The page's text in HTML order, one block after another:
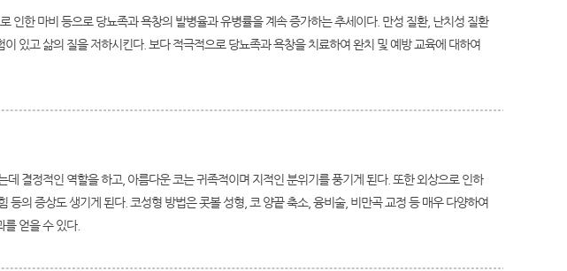
인한 마비 등으로 당뇨족과 욕창의 발병율과 유병률을 계속 증가하는 추세이다. 만성 질환, 난치성 질환
있고 삶의 질을 저하시킨다. 보다 적극적으로 당뇨족과 욕창을 치료하여 완치 및 예방 교육에 대하여
데 결정적인 역할을 하고, 아름다운 코는 귀족적이며 지적인 분위기를 풍기게 된다. 또한 외상으로 인하
등의 증상도 생기게 된다. 코성형 방법은 콧볼 성형, 코 양끝 축소, 융비술, 비만곡 교정 등 매우 다양하여
얻을 수 있다.